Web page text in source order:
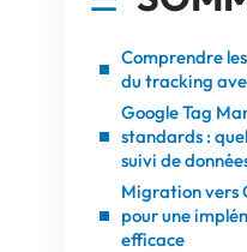
Comprendre
du tracking
Google Tag
standards :
suivi de
Migration vers
pour une
efficace